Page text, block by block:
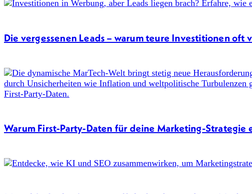
Die vergessenen Leads – warum teure Investitionen oft
Warum First-Party-Daten für deine Marketing-Strategie